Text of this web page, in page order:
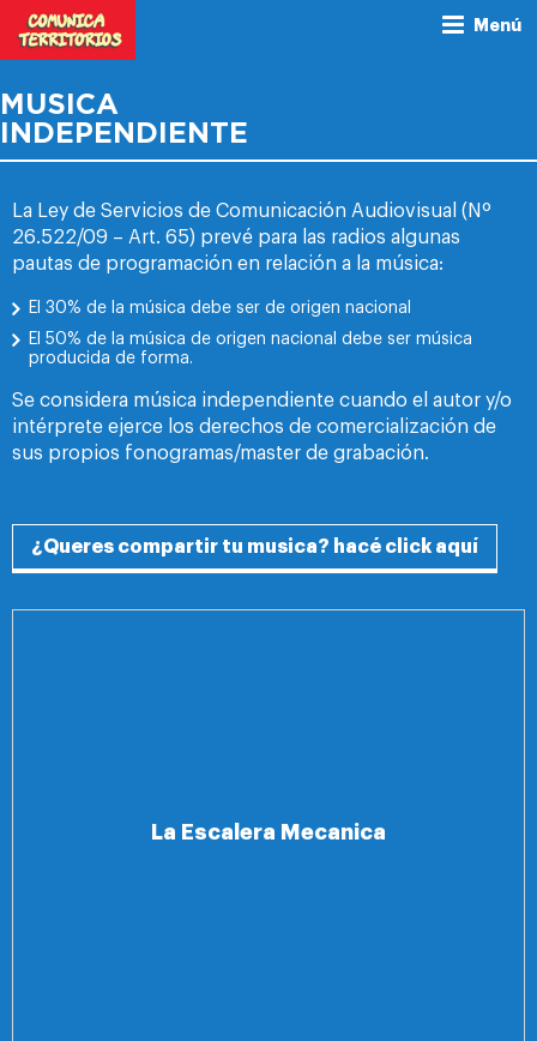
Menú
MUSICA
INDEPENDIENTE
La Ley de Servicios de Comunicación Audiovisual (Nº
26.522/09 – Art. 65) prevé para las radios algunas
pautas de programación en relación a la música:
El 30% de la música debe ser de origen nacional
El 50% de la música de origen nacional debe ser música
producida de forma.
Se considera música independiente cuando el autor y/o
intérprete ejerce los derechos de comercialización de
sus propios fonogramas/master de grabación.
¿Queres compartir tu musica? hacé click aquí
La Escalera Mecanica